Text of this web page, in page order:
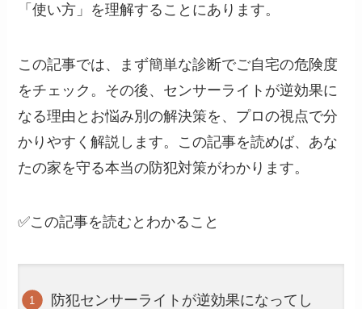
「使い方」を理解することにあります。
この記事では、まず簡単な診断でご自宅の危険度
をチェック。その後、センサーライトが逆効果に
なる理由とお悩み別の解決策を、プロの視点で分
かりやすく解説します。この記事を読めば、あな
たの家を守る本当の防犯対策がわかります。
✅この記事を読むとわかること
防犯センサーライトが逆効果になってし